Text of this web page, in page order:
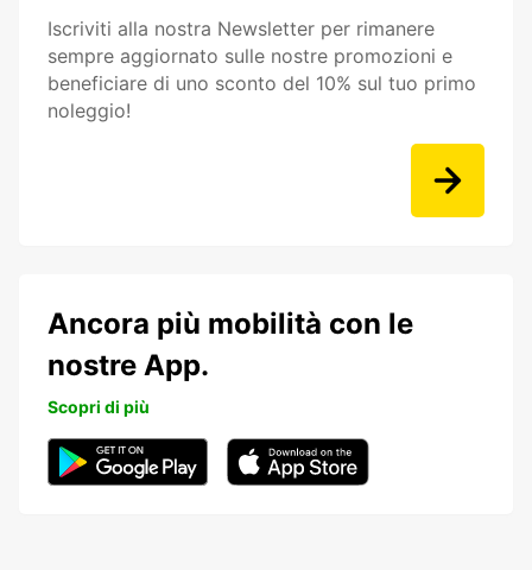
Iscriviti alla nostra Newsletter per rimanere
sempre aggiornato sulle nostre promozioni e
beneficiare di uno sconto del 10% sul tuo primo
noleggio!
Ancora più mobilità con le
nostre App.
Scopri di più